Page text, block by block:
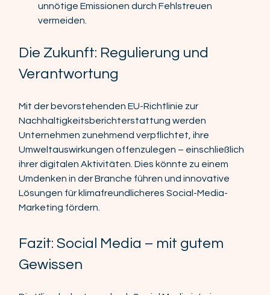
unnötige Emissionen durch Fehlstreuen
vermeiden.
Die Zukunft: Regulierung und
Verantwortung
Mit der bevorstehenden EU-Richtlinie zur
Nachhaltigkeitsberichterstattung werden
Unternehmen zunehmend verpflichtet, ihre
Umweltauswirkungen offenzulegen – einschließlich
ihrer digitalen Aktivitäten. Dies könnte zu einem
Umdenken in der Branche führen und innovative
Lösungen für klimafreundlicheres Social-Media-
Marketing fördern.
Fazit: Social Media – mit gutem
Gewissen